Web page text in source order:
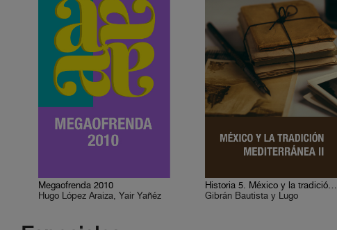
Megaofrenda 2010
Hugo López Araiza, Yair Yañéz
Historia 5. México y la tradición mediterránea II
Gibrán Bautista y Lugo